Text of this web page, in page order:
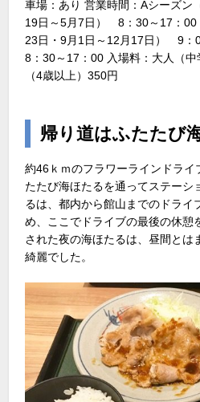
車場：あり 営業時間：Aシーズン
19日～5月7日） 8：30～17：00
23日・9月1日～12月17日） 9：
8：30～17：00 入場料：大人（
（4歳以上）350円
帰り道はふたたび
約46ｋｍのフラワーラインドライ
たたび海ほたるを通ってステーシ
るは、都内から館山までのドライ
め、ここでドライブの最後の休憩
された夜の海ほたるは、昼間とは
綺麗でした。